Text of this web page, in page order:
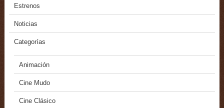
Estrenos
Noticias
Categorías
Animación
Cine Mudo
Cine Clásico